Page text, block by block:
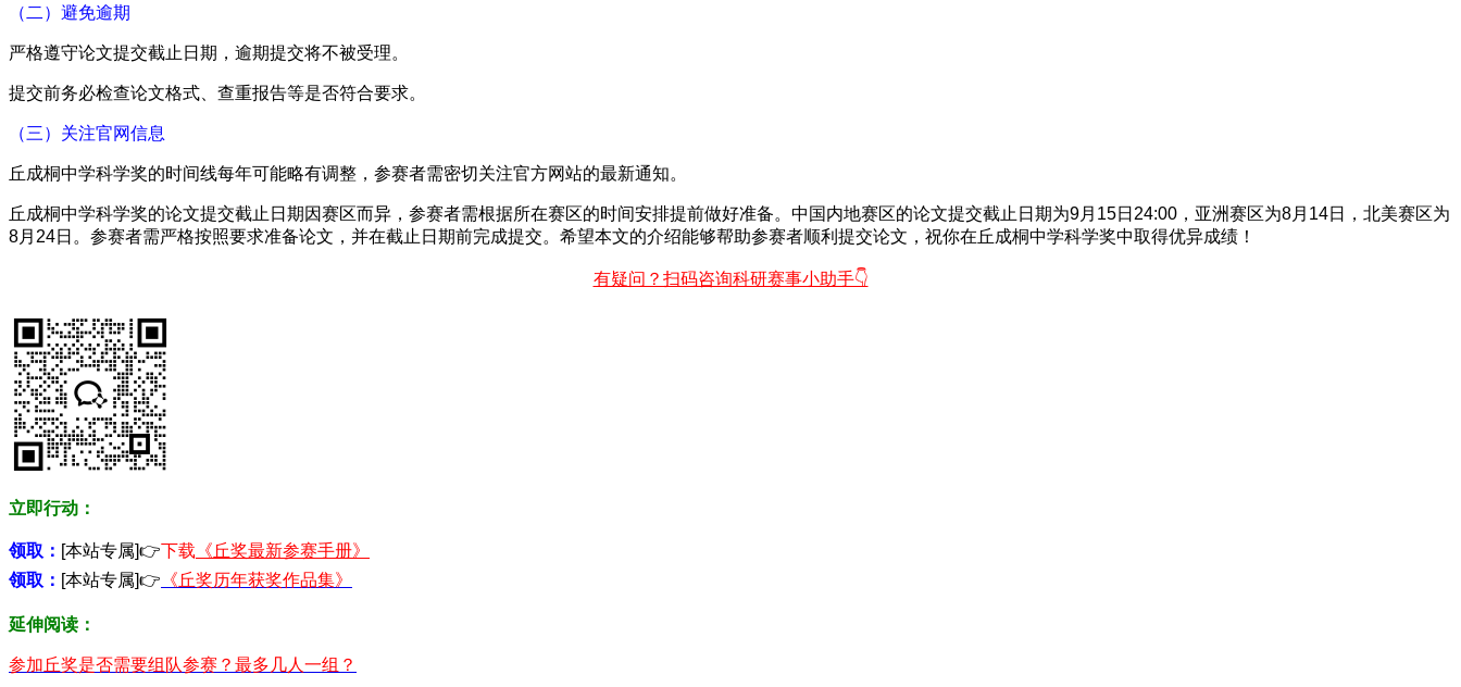
（二）避免逾期
严格遵守论文提交截止日期，逾期提交将不被受理。
提交前务必检查论文格式、查重报告等是否符合要求。
（三）关注官网信息
丘成桐中学科学奖的时间线每年可能略有调整，参赛者需密切关注官方网站的最新通知。
丘成桐中学科学奖的论文提交截止日期因赛区而异，参赛者需根据所在赛区的时间安排提前做好准备。中国内地赛区的论文提交截止日期为9月15日24:00，亚洲赛区为8月14日，北美赛区为
8月24日。参赛者需严格按照要求准备论文，并在截止日期前完成提交。希望本文的介绍能够帮助参赛者顺利提交论文，祝你在丘成桐中学科学奖中取得优异成绩！
有疑问？扫码咨询科研赛事小助手👇
立即行动：
领取： [本站专属]👉下载 《丘奖最新参赛手册》
领取： [本站专属]👉 《丘奖历年获奖作品集》
延伸阅读：
参加丘奖是否需要组队参赛？最多几人一组？